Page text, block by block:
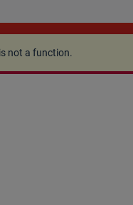
is not a
not a function.